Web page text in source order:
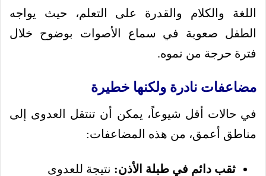
اللغة والكلام والقدرة على التعلم، حيث يواجه
الطفل صعوبة في سماع الأصوات بوضوح خلال
فترة حرجة من نموه.
مضاعفات نادرة ولكنها خطيرة
في حالات أقل شيوعاً، يمكن أن تنتقل العدوى إلى
مناطق أعمق، من هذه المضاعفات:
ثقب دائم في طبلة الأذن: نتيجة للعدوى